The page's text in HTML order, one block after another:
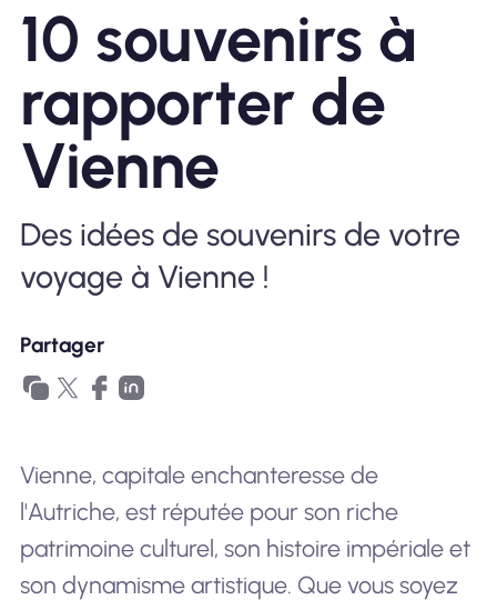
Forfaits
À propos de l'eSIM
Pourquoi Nomad eSIM
Utiliser une eSIM
10 souvenirs à
rapporter de
Vienne
Des idées de souvenirs de votre
voyage à Vienne !
Partager
Vienne, capitale enchanteresse de
l'Autriche, est réputée pour son riche
patrimoine culturel, son histoire impériale et
son dynamisme artistique. Que vous soyez